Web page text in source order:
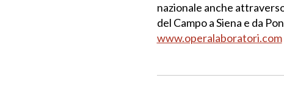
nazionale anche
del Campo a Siena e da
www.operalaboratori.com